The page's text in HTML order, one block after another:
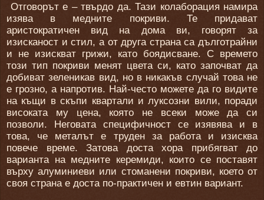
Отговорът е – твърдо да. Тази колаборация намира
изява в медните покриви. Те придават
аристократичен вид на дома ви, говорят за
изисканост и стил, а от друга страна са дълготрайни
и не изискват грижи, като боядисване. С времето
този тип покриви менят цвета си, като започват да
добиват зеленикав вид, но в никакъв случай това не
е грозно, а напротив. Най-често можете да го видите
на къщи в скъпи квартали и луксозни вили, поради
високата му цена, която не всеки може да си
позволи. Неговата специфичност се изявява и в
това, че металът е труден за работа и изисква
повече време. Затова доста хора прибягват до
варианта на медните керемиди, които се поставят
върху алуминиеви или стоманени покриви, което от
своя страна е доста по-практичен и евтин вариант.